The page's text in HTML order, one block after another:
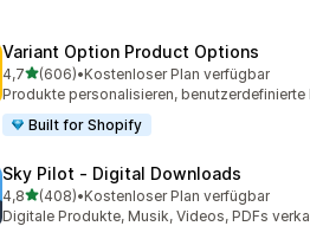
Variant Option Product Options
4,7von 5 Sternen
(606)
606 Rezensionen insgesamt
•Kostenloser Plan verfügbar
Produkte personalisieren,
Built for Shopify
Sky Pilot ‑ Digital Downloads
4,8von 5 Sternen
(408)
408 Rezensionen insgesamt
•Kostenloser Plan verfügbar
Digitale Produkte, Musik, Videos, PDFs